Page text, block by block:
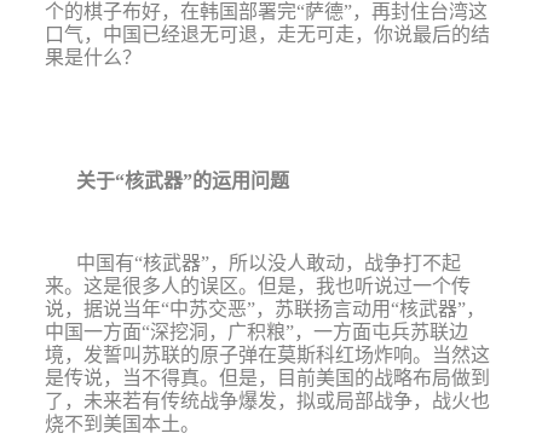
个的棋子布好，在韩国部署完“萨德”，再封住台湾这
口气，中国已经退无可退，走无可走，你说最后的结
果是什么？
关于“核武器”的运用问题
中国有“核武器”，所以没人敢动，战争打不起
来。这是很多人的误区。但是，我也听说过一个传
说，据说当年“中苏交恶”，苏联扬言动用 “核武器”，
中国一方面“深挖洞，广积粮”，一方面屯兵苏联边
境，发誓叫苏联的原子弹在莫斯科红场炸响。当然这
是传说，当不得真。但是，目前美国的战略布局做到
了，未来若有传统战争爆发，拟或局部战争，战火也
烧不到美国本土。